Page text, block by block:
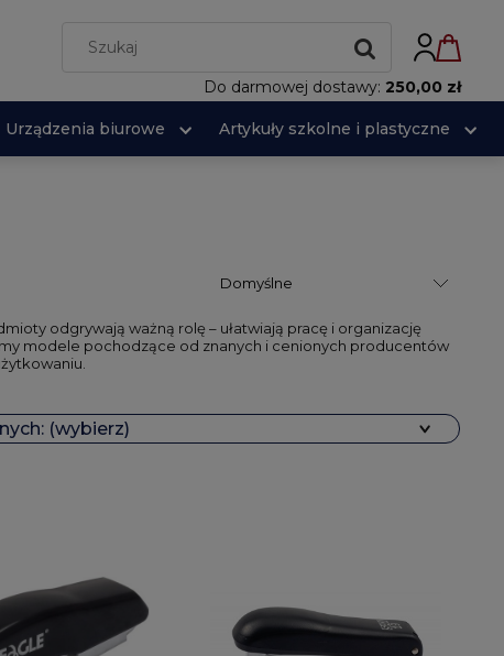
Do darmowej dostawy: 250,00 zł
Urządzenia biurowe Artykuły szkolne i plastyczne
odgrywają ważną rolę – ułatwiają pracę i organizację
modele pochodzące od znanych i cenionych producentów
(wybierz)